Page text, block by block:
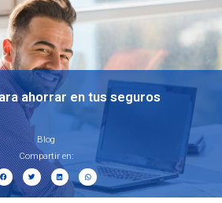
ahorrar en tus seguros
Blog
Compartir en: